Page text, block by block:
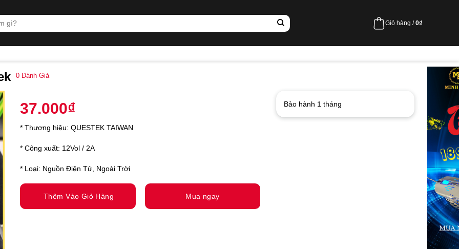
Giỏ hàng /0₫
0 Đánh Giá
37.000₫
* Thương hiệu: QUESTEK TAIWAN
* Công xuất: 12Vol / 2A
* Loại: Nguồn Điện Tử, Ngoài Trời
Thêm Vào Giỏ Hàng Mua ngay
Bảo hành 1 tháng